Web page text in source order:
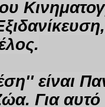
είναι
Για